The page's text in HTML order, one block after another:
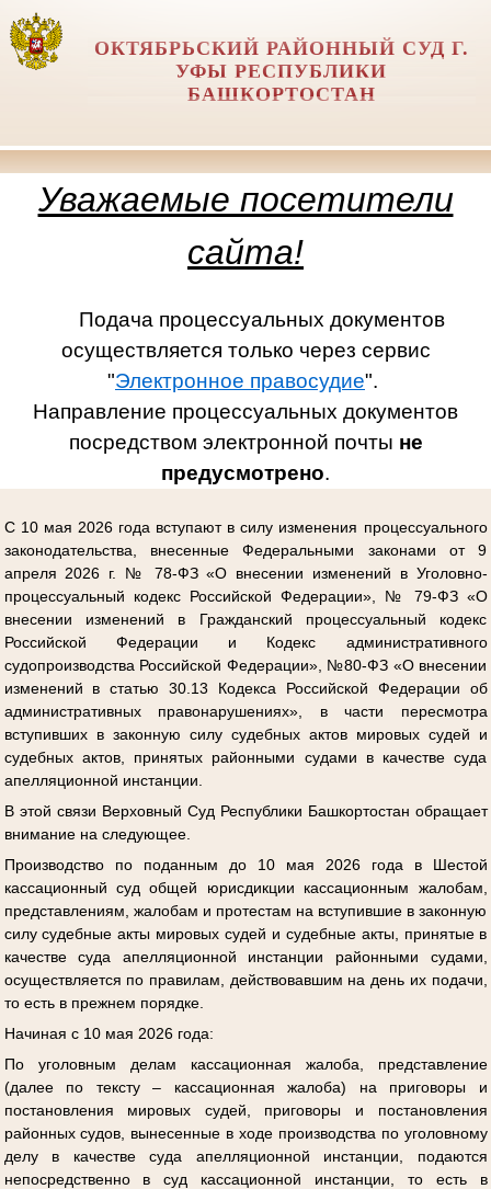
ОКТЯБРЬСКИЙ РАЙОННЫЙ СУД Г.
УФЫ РЕСПУБЛИКИ
БАШКОРТОСТАН
Уважаемые посетители
сайта!
Подача процессуальных документов
осуществляется только через сервис
"Электронное правосудие".
Направление процессуальных документов
посредством электронной почты не
предусмотрено.
С 10 мая 2026 года вступают в силу изменения процессуального
законодательства, внесенные Федеральными законами от 9
апреля 2026 г. № 78-ФЗ «О внесении изменений в Уголовно-
процессуальный кодекс Российской Федерации», № 79-ФЗ «О
внесении изменений в Гражданский процессуальный кодекс
Российской Федерации и Кодекс административного
судопроизводства Российской Федерации», №80-ФЗ «О внесении
изменений в статью 30.13 Кодекса Российской Федерации об
административных правонарушениях», в части пересмотра
вступивших в законную силу судебных актов мировых судей и
судебных актов, принятых районными судами в качестве суда
апелляционной инстанции.
В этой связи Верховный Суд Республики Башкортостан обращает
внимание на следующее.
Производство по поданным до 10 мая 2026 года в Шестой
кассационный суд общей юрисдикции кассационным жалобам,
представлениям, жалобам и протестам на вступившие в законную
силу судебные акты мировых судей и судебные акты, принятые в
качестве суда апелляционной инстанции районными судами,
осуществляется по правилам, действовавшим на день их подачи,
то есть в прежнем порядке.
Начиная с 10 мая 2026 года:
По уголовным делам кассационная жалоба, представление
(далее по тексту – кассационная жалоба) на приговоры и
постановления мировых судей, приговоры и постановления
районных судов, вынесенные в ходе производства по уголовному
делу в качестве суда апелляционной инстанции, подаются
непосредственно в суд кассационной инстанции, то есть в